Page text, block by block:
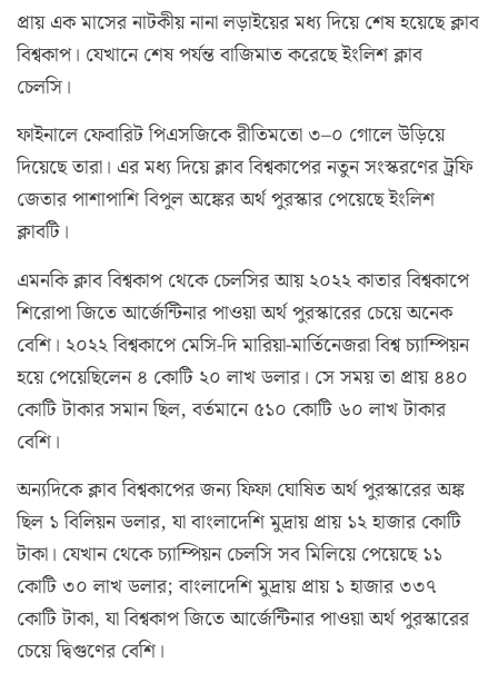
প্রায় এক মাসের নাটকীয় নানা লড়াইয়ের মধ্য দিয়ে শেষ হয়েছে ক্লাব
বিশ্বকাপ। যেখানে শেষ পর্যন্ত বাজিমাত করেছে ইংলিশ ক্লাব
চেলসি।
ফাইনালে ফেবারিট পিএসজিকে রীতিমতো ৩–০ গোলে উড়িয়ে
দিয়েছে তারা। এর মধ্য দিয়ে ক্লাব বিশ্বকাপের নতুন সংস্করণের ট্রফি
জেতার পাশাপাশি বিপুল অঙ্কের অর্থ পুরস্কার পেয়েছে ইংলিশ
ক্লাবটি।
এমনকি ক্লাব বিশ্বকাপ থেকে চেলসির আয় ২০২২ কাতার বিশ্বকাপে
শিরোপা জিতে আর্জেন্টিনার পাওয়া অর্থ পুরস্কারের চেয়ে অনেক
বেশি। ২০২২ বিশ্বকাপে মেসি-দি মারিয়া-মার্তিনেজরা বিশ্ব চ্যাম্পিয়ন
হয়ে পেয়েছিলেন ৪ কোটি ২০ লাখ ডলার। সে সময় তা প্রায় ৪৪০
কোটি টাকার সমান ছিল, বর্তমানে ৫১০ কোটি ৬০ লাখ টাকার
বেশি।
অন্যদিকে ক্লাব বিশ্বকাপের জন্য ফিফা ঘোষিত অর্থ পুরস্কারের অঙ্ক
ছিল ১ বিলিয়ন ডলার, যা বাংলাদেশি মুদ্রায় প্রায় ১২ হাজার কোটি
টাকা। যেখান থেকে চ্যাম্পিয়ন চেলসি সব মিলিয়ে পেয়েছে ১১
কোটি ৩০ লাখ ডলার; বাংলাদেশি মুদ্রায় প্রায় ১ হাজার ৩৩৭
কোটি টাকা, যা বিশ্বকাপ জিতে আর্জেন্টিনার পাওয়া অর্থ পুরস্কারের
চেয়ে দ্বিগুণের বেশি।